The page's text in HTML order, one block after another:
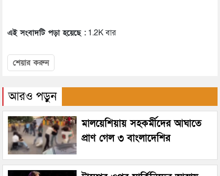
এই সংবাদটি পড়া হয়েছে : 1.2K বার
শেয়ার করুন
আরও পড়ুন
মালয়েশিয়ায় সহকর্মীদের আঘাতে
প্রাণ গেল ৩ বাংলাদেশির